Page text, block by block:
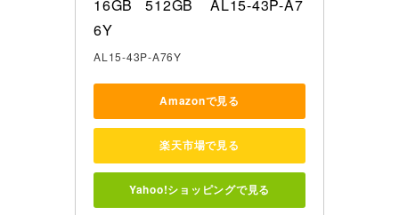
16GB   512GB    AL15-43P-A7
6Y
AL15-43P-A76Y
Amazonで見る
楽天市場で見る
Yahoo!ショッピングで見る